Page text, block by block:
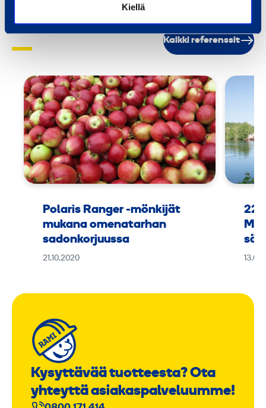
Kiellä
Referenssit
Kaikki referenssit
Polaris Ranger -mönkijät
mukana omenatarhan
sadonkorjuussa
21.10.2020
Kysyttävää tuotteesta? Ota
yhteyttä asiakaspalveluumme!